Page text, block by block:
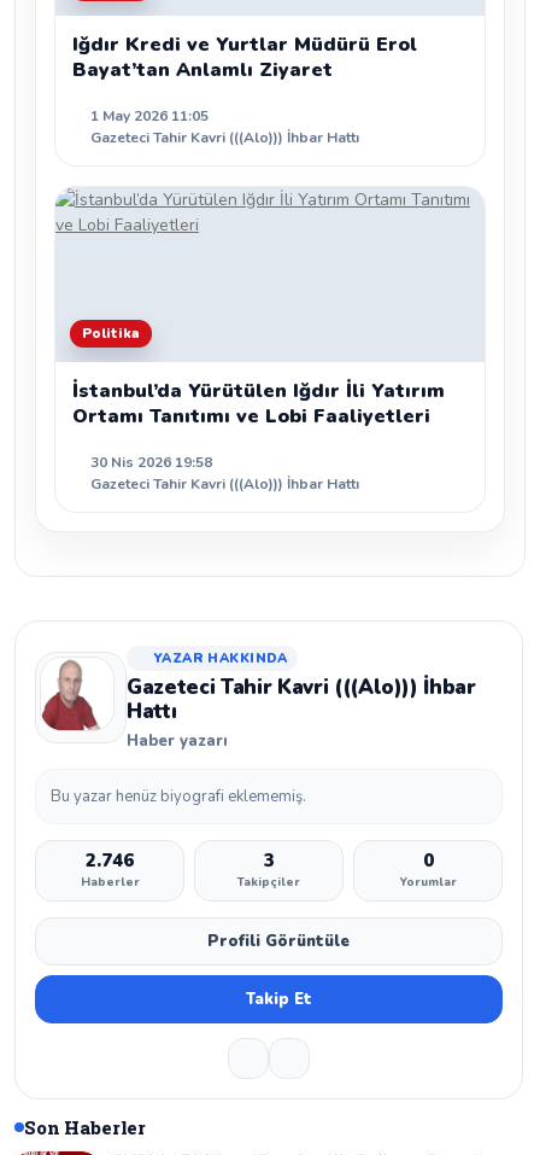
Iğdır Kredi ve Yurtlar Müdürü Erol
Bayat’tan Anlamlı Ziyaret
1 May 2026 11:05
Gazeteci Tahir Kavri (((Alo))) İhbar Hattı
Politika
İstanbul’da Yürütülen Iğdır İli Yatırım
Ortamı Tanıtımı ve Lobi Faaliyetleri
30 Nis 2026 19:58
Gazeteci Tahir Kavri (((Alo))) İhbar Hattı
YAZAR HAKKINDA
Gazeteci Tahir Kavri (((Alo))) İhbar
Hattı
Haber yazarı
Bu yazar henüz biyografi eklememiş.
2.746
Haberler
3
Takipçiler
0
Yorumlar
Profili Görüntüle
Takip Et
Son Haberler